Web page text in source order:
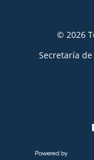
© 2026
Secretaría